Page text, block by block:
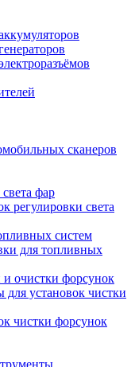
сканеров
фар
регулировки света
систем
для топливных
и очистки форсунок
для установок чистки
чистки форсунок